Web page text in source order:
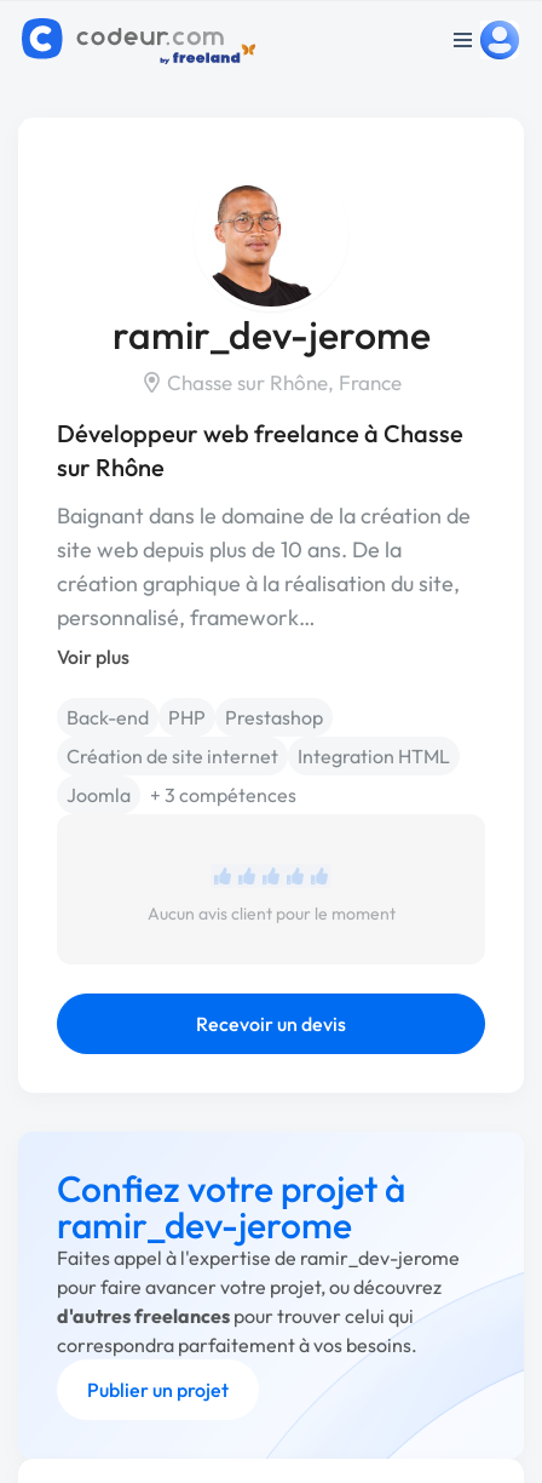
ramir_dev-jerome
Chasse sur Rhône, France
Développeur web freelance à Chasse
sur Rhône
Baignant dans le domaine de la création de
site web depuis plus de 10 ans. De la
création graphique à la réalisation du site,
personnalisé, framework…
Voir plus
Back-end PHP
Prestashop
Création de site internet
Integration HTML
Joomla
+ 3 compétences
Aucun avis client pour le moment
Recevoir un devis
Confiez votre projet à
ramir_dev-jerome
Faites appel à l'expertise de ramir_dev-jerome
pour faire avancer votre projet, ou découvrez
d'autres freelances pour trouver celui qui
correspondra parfaitement à vos besoins.
Publier un projet